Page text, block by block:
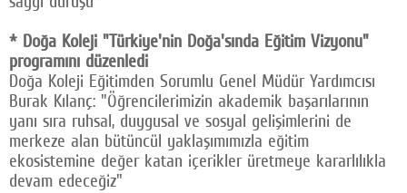
* Doğa Koleji "Türkiye'nin Doğa'sında Eğitim Vizyonu"
programını düzenledi
Doğa Koleji Eğitimden Sorumlu Genel Müdür Yardımcısı
Burak Kılanç: "Öğrencilerimizin akademik başarılarının
yanı sıra ruhsal, duygusal ve sosyal gelişimlerini de
merkeze alan bütüncül yaklaşımımızla eğitim
ekosistemine değer katan içerikler üretmeye kararlılıkla
devam edeceğiz"